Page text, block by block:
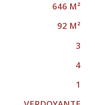
646 M²
92 M²
3
4
1